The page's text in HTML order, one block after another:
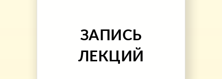
ЗАПИСЬ
ЛЕКЦИЙ